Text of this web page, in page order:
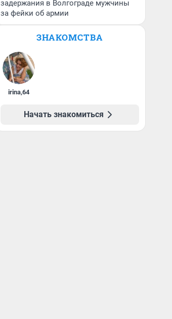
задержания в Волгограде мужчины
за фейки об армии
ЗНАКОМСТВА
irina,64
Начать знакомиться